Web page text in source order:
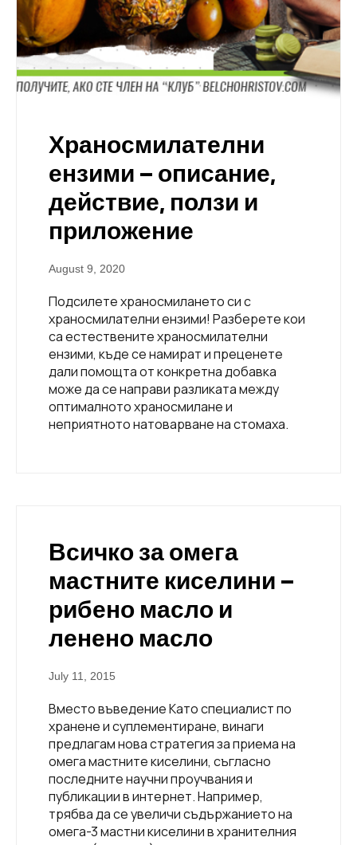
Храносмилателни
ензими – описание,
действие, ползи и
приложение
August 9, 2020
Подсилете храносмилането си с
храносмилателни ензими! Разберете кои
са естествените храносмилателни
ензими, къде се намират и преценете
дали помощта от конкретна добавка
може да се направи разликата между
оптималното храносмилане и
неприятното натоварване на стомаха.
Всичко за омега
мастните киселини –
рибено масло и
ленено масло
July 11, 2015
Вместо въведение Като специалист по
хранене и суплeментиране, винаги
предлагам нова стратегия за приема на
омега мастните киселини, съгласно
последните научни проучвания и
публикации в интернет. Например,
трябва да се увеличи съдържанието на
омега-3 мастни киселини в хранителния